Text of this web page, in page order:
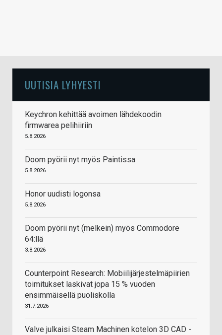
UUTISIA LYHYESTI
Keychron kehittää avoimen lähdekoodin
firmwarea pelihiiriin
5.8.2026
Doom pyörii nyt myös Paintissa
5.8.2026
Honor uudisti logonsa
5.8.2026
Doom pyörii nyt (melkein) myös Commodore
64:llä
3.8.2026
Counterpoint Research: Mobiilijärjestelmäpiirien
toimitukset laskivat jopa 15 % vuoden
ensimmäisellä puoliskolla
31.7.2026
Valve julkaisi Steam Machinen kotelon 3D CAD -